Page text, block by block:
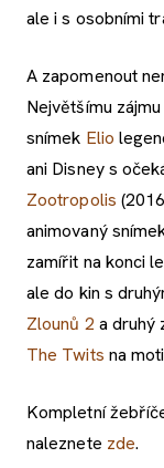
ale i s osobními
A zapomenout
Největšímu
snímek Elio
ani Disney s
Zootropolis
animovaný
zamířit na konci
ale do kin s
Zlounů 2 a druhý
The Twits na
Kompletní
naleznete zde.